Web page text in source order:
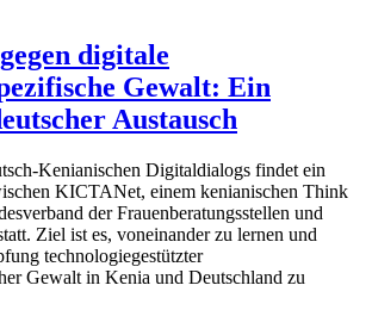
digitale
Gewalt: Ein
Austausch
Kenianischen Digitaldialogs findet ein
KICTANet, einem kenianischen Think
der Frauenberatungsstellen und
Ziel ist es, voneinander zu lernen und
technologiegestützter
Gewalt in Kenia und Deutschland zu